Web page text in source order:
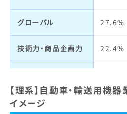
仕事の魅力 3.7%
自己成長 3.1%
人材の質
明るさ・楽しさ 2.2%
グローバル 27.6%
技術力・商品企画力 22.4%
ブランドイメージ
ビジネスモデル 6.5%
【理系】自動車・輸送用機
イメージ